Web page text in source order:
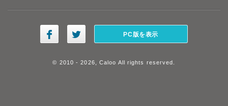
PC版を表示
© 2010 - 2026, Caloo All rights reserved.